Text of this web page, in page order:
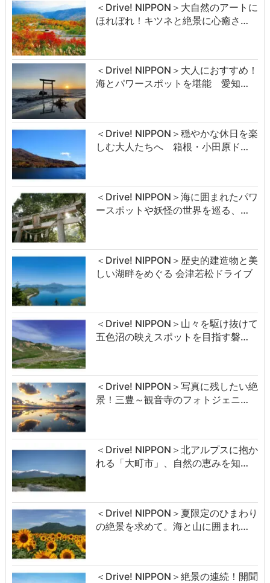
＜Drive! NIPPON＞大自然のアートに
ほれぼれ！キツネと絶景に心癒さ…
＜Drive! NIPPON＞大人におすすめ！
海とパワースポットを堪能 愛知…
＜Drive! NIPPON＞穏やかな休日を楽
しむ大人たちへ 箱根・小田原ド…
＜Drive! NIPPON＞海に囲まれたパワ
ースポットや妖怪の世界を巡る、…
＜Drive! NIPPON＞歴史的建造物と美
しい湖畔をめぐる 会津若松ドライブ
＜Drive! NIPPON＞山々を駆け抜けて
五色沼の映えスポットを目指す磐…
＜Drive! NIPPON＞写真に残したい絶
景！三豊～観音寺のフォトジェニ…
＜Drive! NIPPON＞北アルプスに抱か
れる「大町市」、自然の恵みを知…
＜Drive! NIPPON＞夏限定のひまわり
の絶景を求めて。海と山に囲まれ…
＜Drive! NIPPON＞絶景の連続！開聞